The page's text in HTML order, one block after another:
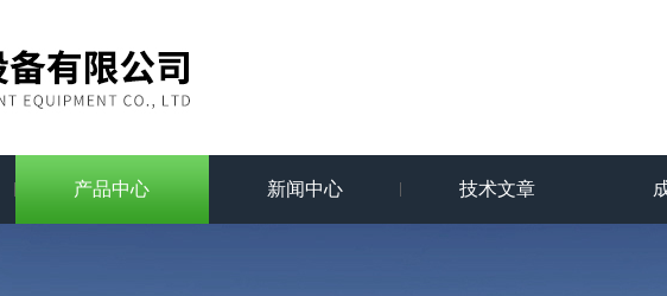
产品中心 新闻中心 技术文章